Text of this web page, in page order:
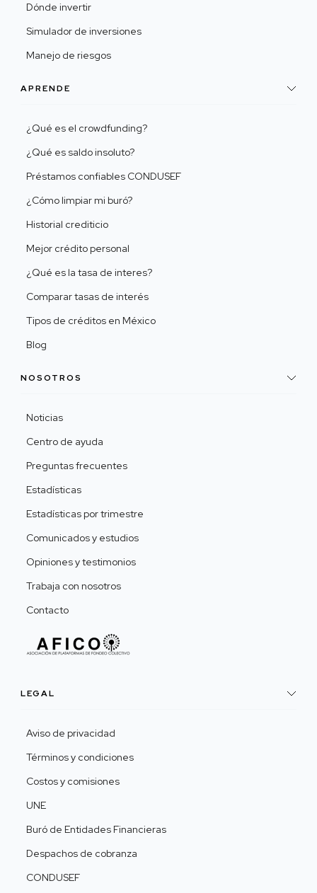
Dónde invertir
Simulador de inversiones
Manejo de riesgos
APRENDE
¿Qué es el crowdfunding?
¿Qué es saldo insoluto?
Préstamos confiables CONDUSEF
¿Cómo limpiar mi buró?
Historial crediticio
Mejor crédito personal
¿Qué es la tasa de interes?
Comparar tasas de interés
Tipos de créditos en México
Blog
NOSOTROS
Noticias
Centro de ayuda
Preguntas frecuentes
Estadísticas
Estadísticas por trimestre
Comunicados y estudios
Opiniones y testimonios
Trabaja con nosotros
Contacto
LEGAL
Aviso de privacidad
Términos y condiciones
Costos y comisiones
UNE
Buró de Entidades Financieras
Despachos de cobranza
CONDUSEF